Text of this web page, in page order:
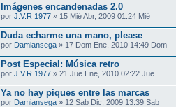
Imágenes encandenadas 2.0
por J.V.R 1977 » 15 Mié Abr, 2009 01:24 Mié
Duda echarme una mano, please
por Damiansega » 17 Dom Ene, 2010 14:49 Dom
Post Especial: Música retro
por J.V.R 1977 » 21 Jue Ene, 2010 02:22 Jue
Ya no hay piques entre las marcas
por Damiansega » 12 Sab Dic, 2009 13:39 Sab